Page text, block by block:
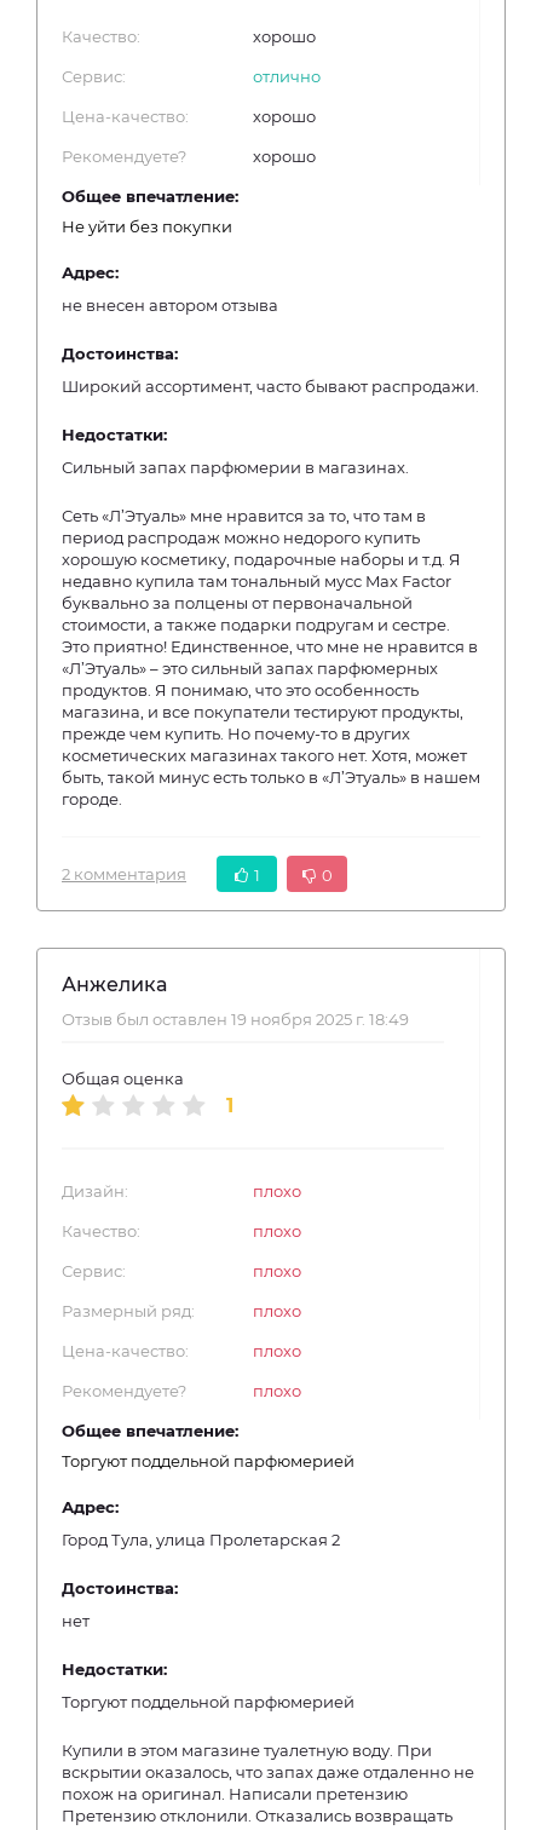
Качество: хорошо
Сервис: отлично
Цена-качество: хорошо
Рекомендуете? хорошо
Общее впечатление:
Не уйти без покупки
Адрес:
не внесен автором отзыва
Достоинства:
Широкий ассортимент, часто бывают распродажи.
Недостатки:
Сильный запах парфюмерии в магазинах.
Сеть «Л’Этуаль» мне нравится за то, что там в
период распродаж можно недорого купить
хорошую косметику, подарочные наборы и т.д. Я
недавно купила там тональный мусс Max Factor
буквально за полцены от первоначальной
стоимости, а также подарки подругам и сестре.
Это приятно! Единственное, что мне не нравится в
«Л’Этуаль» – это сильный запах парфюмерных
продуктов. Я понимаю, что это особенность
магазина, и все покупатели тестируют продукты,
прежде чем купить. Но почему-то в других
косметических магазинах такого нет. Хотя, может
быть, такой минус есть только в «Л’Этуаль» в нашем
городе.
2 комментария 1 0
Анжелика
Отзыв был оставлен 19 ноября 2025 г. 18:49
Общая оценка
1
Дизайн: плохо
Качество: плохо
Сервис: плохо
Размерный ряд: плохо
Цена-качество: плохо
Рекомендуете? плохо
Общее впечатление:
Торгуют поддельной парфюмерией
Адрес:
Город Тула, улица Пролетарская 2
Достоинства:
нет
Недостатки:
Торгуют поддельной парфюмерией
Купили в этом магазине туалетную воду. При
вскрытии оказалось, что запах даже отдаленно не
похож на оригинал. Написали претензию
Претензию отклонили. Отказались возвращать